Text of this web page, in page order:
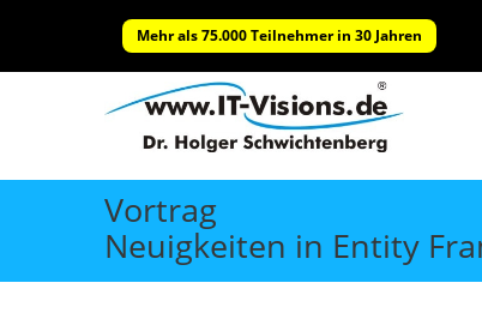
Mehr als 75.000 Teilnehmer in 30 Jahren
Vortrag
Neuigkeiten in Entity